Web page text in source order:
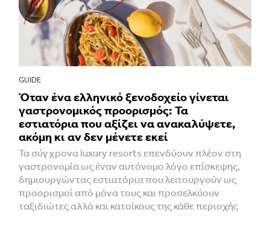
GUIDE
Όταν ένα ελληνικό ξενοδοχείο γίνεται
γαστρονομικός προορισμός: Τα
εστιατόρια που αξίζει να ανακαλύψετε,
ακόμη κι αν δεν μένετε εκεί
Τα σύγχρονα luxury resorts επενδύουν πλέον στη
γαστρονομία ως έναν αυτόνομο λόγο επίσκεψης,
δημιουργώντας εστιατόρια που λειτουργούν ως
προορισμοί από μόνα τους και προσελκύουν
ταξιδιώτες αλλά και κατοίκους της κάθε περιοχής